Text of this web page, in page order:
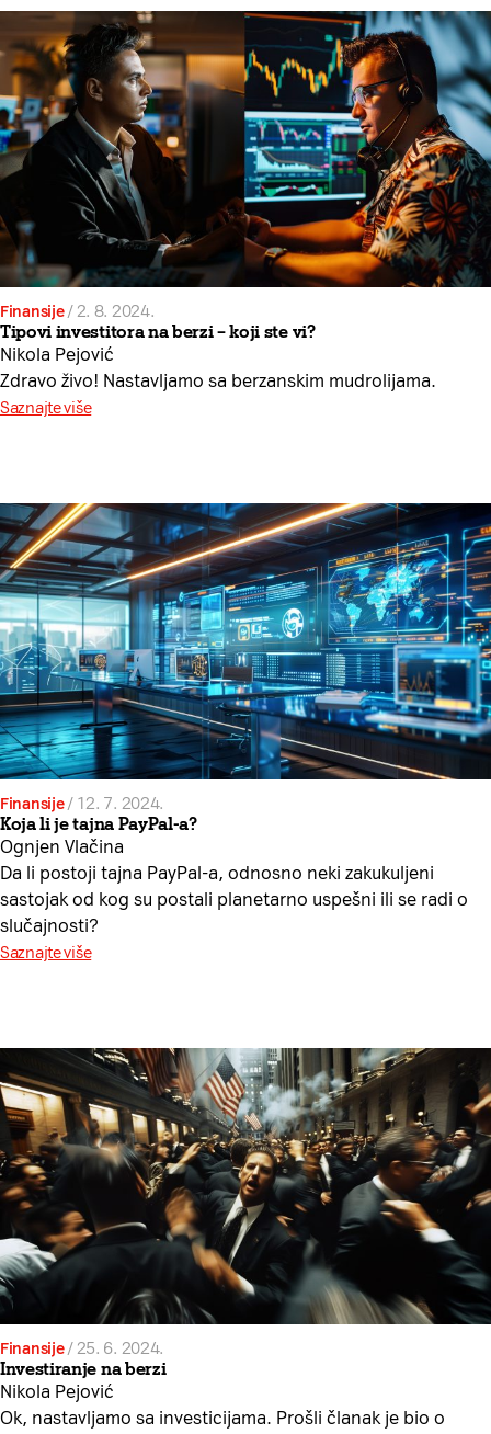
Finansije/2. 8. 2024.
Tipovi investitora na berzi – koji ste vi?
Nikola Pejović
Zdravo živo! Nastavljamo sa berzanskim mudrolijama.
Saznajte više
Finansije/ 12. 7. 2024.
Koja li je tajna PayPal-a?
Ognjen Vlačina
Da li postoji tajna PayPal-a, odnosno neki zakukuljeni
sastojak od kog su postali planetarno uspešni ili se radi o
slučajnosti?
Saznajte više
Finansije/25. 6. 2024.
Investiranje na berzi
Nikola Pejović
Ok, nastavljamo sa investicijama. Prošli članak je bio o